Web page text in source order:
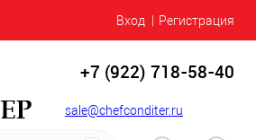
Вход Регистрация
+7 (922) 718-58-40
sale@chefconditer.ru